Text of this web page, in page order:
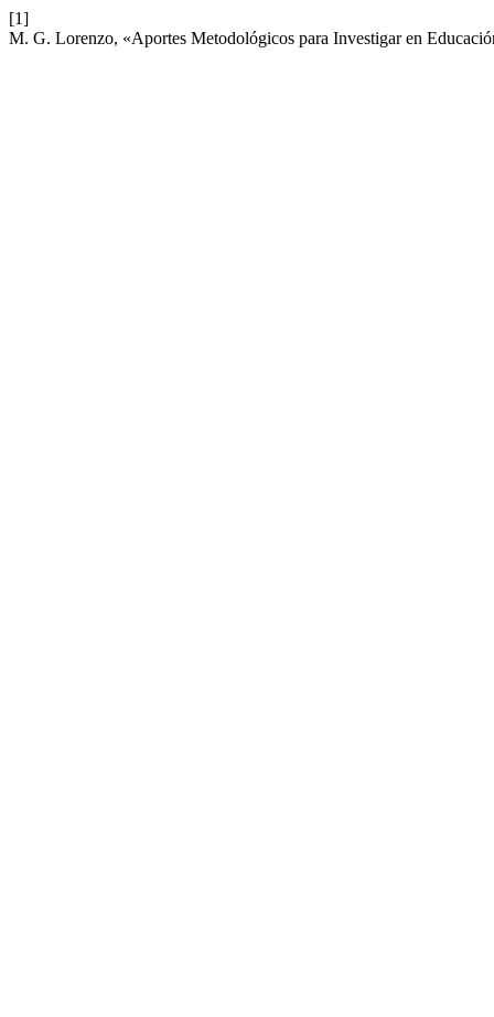
[1]
M. G. Lorenzo, «Aportes Metodológicos para Investigar en